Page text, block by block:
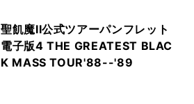
聖飢魔II公式ツアーパンフレット
電子版4 THE GREATEST BLAC
K MASS TOUR'88--'89